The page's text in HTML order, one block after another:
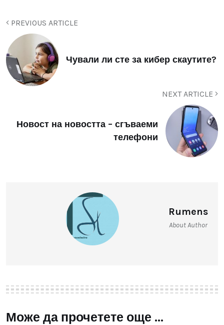
PREVIOUS ARTICLE
Чували ли сте за кибер скаутите?
NEXT ARTICLE
Новост на новостта – сгъваеми
телефони
Rumens
About Author
Може да прочетете още ...